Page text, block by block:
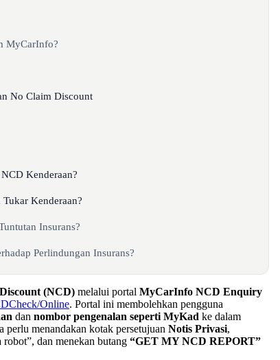
MyCarInfo?
No Claim Discount
Kenderaan?
Kenderaan?
Insurans?
Perlindungan Insurans?
(NCD) melalui portal MyCarInfo NCD Enquiry
Online. Portal ini membolehkan pengguna
dan nombor pengenalan seperti MyKad ke dalam
perlu menandakan kotak persetujuan Notis Privasi,
robot”, dan menekan butang “GET MY NCD REPORT”